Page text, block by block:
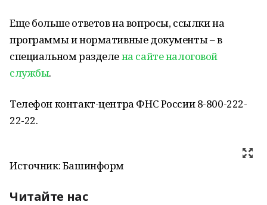
Еще больше ответов на вопросы, ссылки на
программы и нормативные документы – в
специальном разделена сайте налоговой
службы.
Телефон контакт-центра ФНС России 8-800-222-
22-22.
Источник: Башинформ
Читайте нас